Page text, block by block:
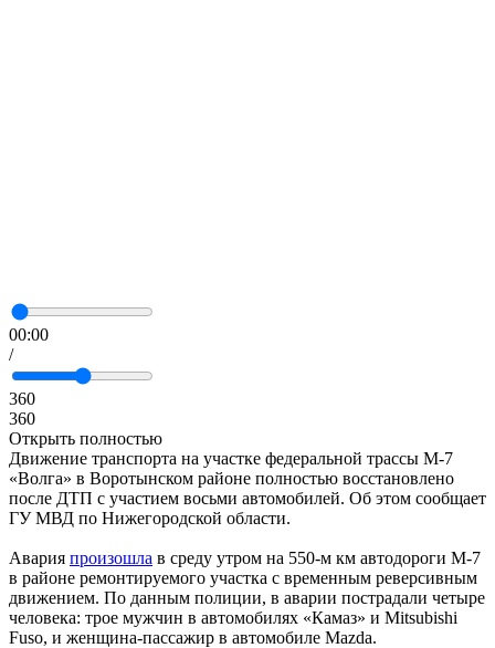
00:00
/
360
360
Открыть полностью
Движение транспорта на участке федеральной трассы М-7
«Волга» в Воротынском районе полностью восстановлено
после ДТП с участием восьми автомобилей. Об этом сообщает
ГУ МВД по Нижегородской области.
Авария произошла в среду утром на 550-м км автодороги М-7
в районе ремонтируемого участка с временным реверсивным
движением. По данным полиции, в аварии пострадали четыре
человека: трое мужчин в автомобилях «Камаз» и Mitsubishi
Fuso, и женщина-пассажир в автомобиле Mazda.